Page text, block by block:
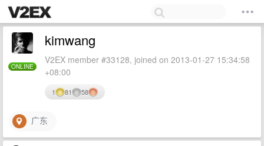
ONLINE
kimwang
V2EX member #33128, joined on 2013-01-27 15:34:58
+08:00
1 81 58
广东